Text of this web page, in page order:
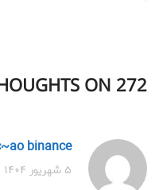
272 THOUGHTS ON “
binance
۵ شهریور ۱۴۰۴ در ۵:۳۹ ق.ظ